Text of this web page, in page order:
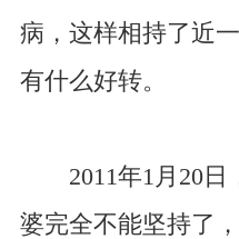
病，这样相持了近
有什么好转。
2011年1月20日
婆完全不能坚持了